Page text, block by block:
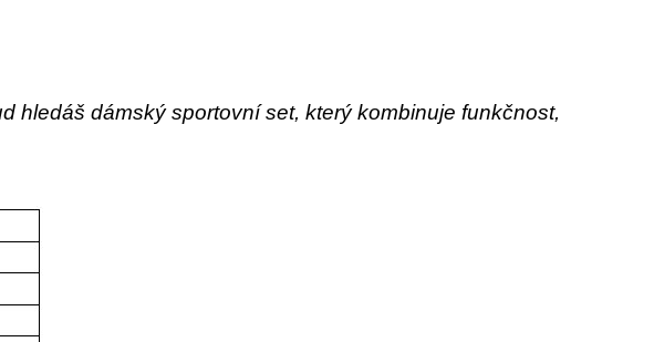
hledáš dámský sportovní set, který kombinuje funkčnost,